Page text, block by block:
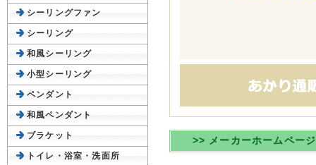
>> メーカーホームペー
シーリングファン
シーリング
和風シーリング
小型シーリング
ペンダント
和風ペンダント
ブラケット
トイレ・浴室・洗面所